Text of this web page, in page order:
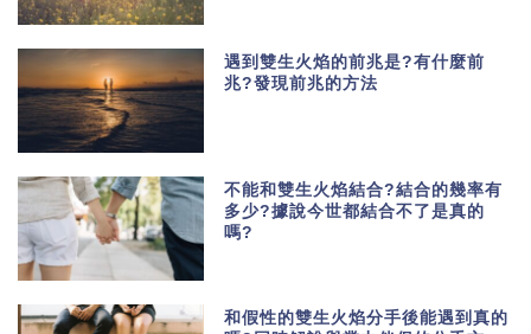
遇到雙生火焰的前兆是?有什麼前
兆?發現前兆的方法
不能和雙生火焰結合?結合的幾率有
多少?據說今世都結合不了是真的
嗎?
和假性的雙生火焰分手後能遇到真的